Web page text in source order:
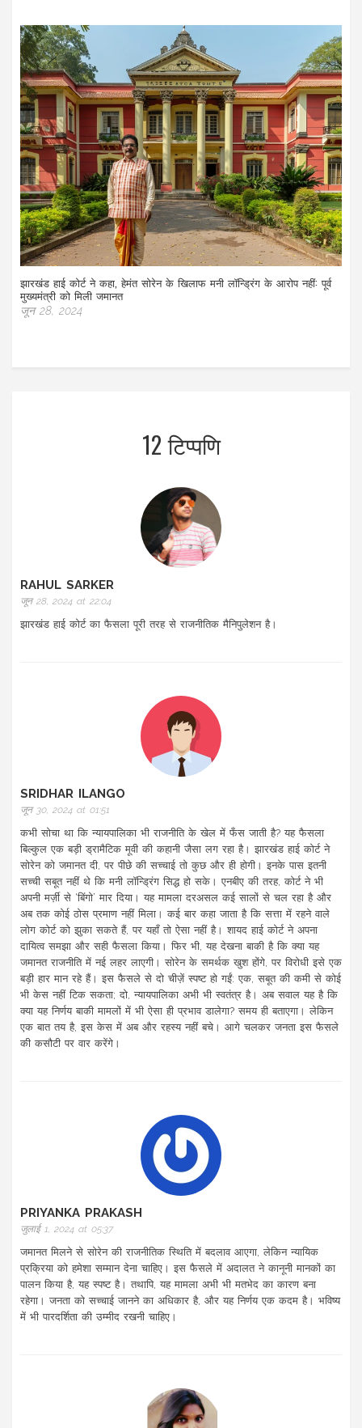
झारखंड हाई कोर्ट ने कहा, हेमंत सोरेन के खिलाफ मनी लॉन्ड्रिंग के आरोप नहीं: पूर्व
मुख्यमंत्री को मिली जमानत
जून 28, 2024
12 टिप्पणि
RAHUL SARKER
जून 28, 2024 at 22:04
झारखंड हाई कोर्ट का फैसला पूरी तरह से राजनीतिक मैनिपुलेशन है।
SRIDHAR ILANGO
जून 30, 2024 at 01:51
कभी सोचा था कि न्यायपालिका भी राजनीति के खेल में फँस जाती है? यह फैसला
बिल्कुल एक बड़ी ड्रामैटिक मूवी की कहानी जैसा लग रहा है। झारखंड हाई कोर्ट ने
सोरेन को जमानत दी, पर पीछे की सच्चाई तो कुछ और ही होगी। इनके पास इतनी
सच्ची सबूत नहीं थे कि मनी लॉन्ड्रिंग सिद्ध हो सके। एनबीए की तरह, कोर्ट ने भी
अपनी मर्ज़ी से ‘बिंगो’ मार दिया। यह मामला दरअसल कई सालों से चल रहा है और
अब तक कोई ठोस प्रमाण नहीं मिला। कई बार कहा जाता है कि सत्ता में रहने वाले
लोग कोर्ट को झुका सकते हैं, पर यहाँ तो ऐसा नहीं है। शायद हाई कोर्ट ने अपना
दायित्व समझा और सही फैसला किया। फिर भी, यह देखना बाकी है कि क्या यह
जमानत राजनीति में नई लहर लाएगी। सोरेन के समर्थक खुश होंगे, पर विरोधी इसे एक
बड़ी हार मान रहे हैं। इस फैसले से दो चीज़ें स्पष्ट हो गईं: एक, सबूत की कमी से कोई
भी केस नहीं टिक सकता; दो, न्यायपालिका अभी भी स्वतंत्र है। अब सवाल यह है कि
क्या यह निर्णय बाकी मामलों में भी ऐसा ही प्रभाव डालेगा? समय ही बताएगा। लेकिन
एक बात तय है, इस केस में अब और रहस्य नहीं बचे। आगे चलकर जनता इस फैसले
की कसौटी पर वार करेंगे।
PRIYANKA PRAKASH
जुलाई 1, 2024 at 05:37
जमानत मिलने से सोरेन की राजनीतिक स्थिति में बदलाव आएगा, लेकिन न्यायिक
प्रक्रिया को हमेशा सम्मान देना चाहिए। इस फैसले में अदालत ने कानूनी मानकों का
पालन किया है, यह स्पष्ट है। तथापि, यह मामला अभी भी मतभेद का कारण बना
रहेगा। जनता को सच्चाई जानने का अधिकार है, और यह निर्णय एक कदम है। भविष्य
में भी पारदर्शिता की उम्मीद रखनी चाहिए।